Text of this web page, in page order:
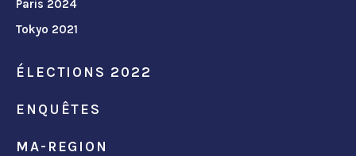
Paris 2024
Tokyo 2021
ÉLECTIONS 2022
ENQUÊTES
MA-REGION